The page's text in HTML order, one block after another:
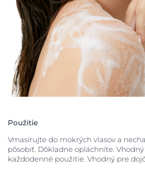
Použitie
Vmasírujte do mokrých vlasov a
pôsobiť. Dôkladne opláchnite.
každodenné použitie. Vhodný pre